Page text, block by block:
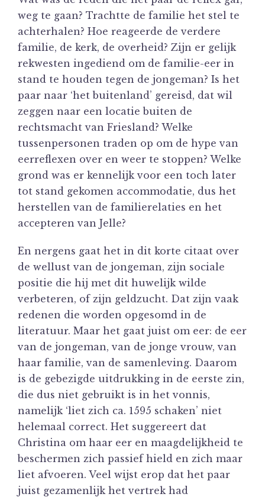
weg te gaan? Trachtte de familie het stel te
achterhalen? Hoe reageerde de verdere
familie, de kerk, de overheid? Zijn er gelijk
rekwesten ingediend om de familie-eer in
stand te houden tegen de jongeman? Is het
paar naar ‘het buitenland’ gereisd, dat wil
zeggen naar een locatie buiten de
rechtsmacht van Friesland? Welke
tussenpersonen traden op om de hype van
eerreflexen over en weer te stoppen? Welke
grond was er kennelijk voor een toch later
tot stand gekomen accommodatie, dus het
herstellen van de familierelaties en het
accepteren van Jelle?
En nergens gaat het in dit korte citaat over
de wellust van de jongeman, zijn sociale
positie die hij met dit huwelijk wilde
verbeteren, of zijn geldzucht. Dat zijn vaak
redenen die worden opgesomd in de
literatuur. Maar het gaat juist om eer: de eer
van de jongeman, van de jonge vrouw, van
haar familie, van de samenleving. Daarom
is de gebezigde uitdrukking in de eerste zin,
die dus niet gebruikt is in het vonnis,
namelijk ‘liet zich ca. 1595 schaken’ niet
helemaal correct. Het suggereert dat
Christina om haar eer en maagdelijkheid te
beschermen zich passief hield en zich maar
liet afvoeren. Veel wijst erop dat het paar
juist gezamenlijk het vertrek had